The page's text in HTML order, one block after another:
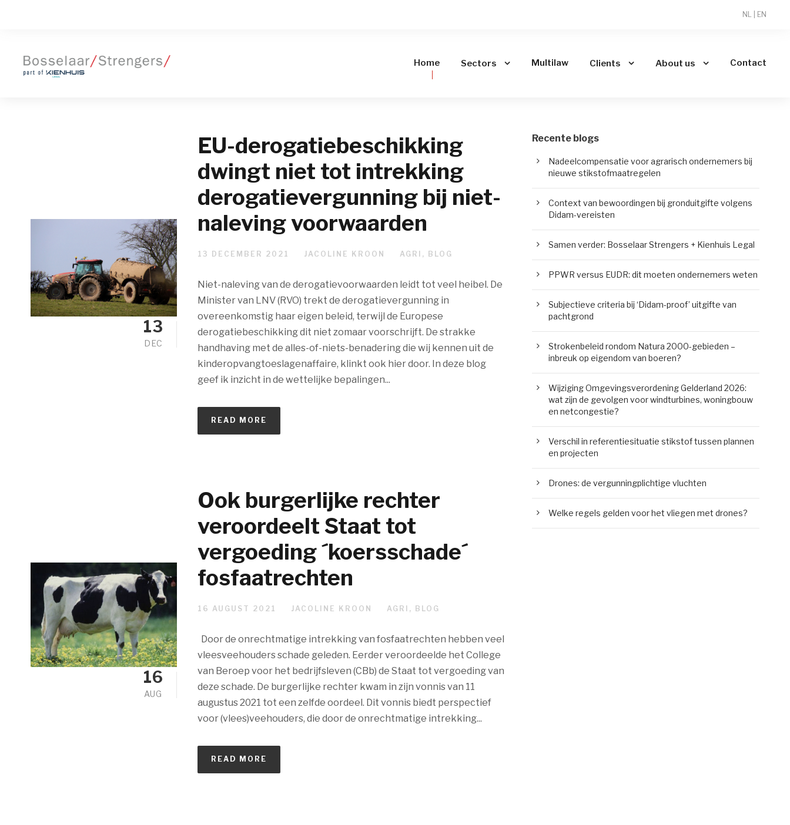
NL EN
Home Sectors Multilaw Clients About us Contact
13
DEC
EU-derogatiebeschikking
dwingt niet tot intrekking
derogatievergunning bij niet-
naleving voorwaarden
13 DECEMBER 2021 JACOLINE KROON AGRI , BLOG
Niet-naleving van de derogatievoorwaarden leidt tot veel heibel. De
Minister van LNV (RVO) trekt de derogatievergunning in
overeenkomstig haar eigen beleid, terwijl de Europese
derogatiebeschikking dit niet zomaar voorschrijft. De strakke
handhaving met de alles-of-niets-benadering die wij kennen uit de
kinderopvangtoeslagenaffaire, klinkt ook hier door. In deze blog
geef ik inzicht in de wettelijke bepalingen...
READ MORE
16
AUG
Ook burgerlijke rechter
veroordeelt Staat tot
vergoeding ´koersschade´
fosfaatrechten
16 AUGUST 2021 JACOLINE KROON AGRI , BLOG
Door de onrechtmatige intrekking van fosfaatrechten hebben veel
vleesveehouders schade geleden. Eerder veroordeelde het College
van Beroep voor het bedrijfsleven (CBb) de Staat tot vergoeding van
deze schade. De burgerlijke rechter kwam in zijn vonnis van 11
augustus 2021 tot een zelfde oordeel. Dit vonnis biedt perspectief
voor (vlees)veehouders, die door de onrechtmatige intrekking...
READ MORE
Recente blogs
Nadeelcompensatie voor agrarisch ondernemers bij
nieuwe stikstofmaatregelen
Context van bewoordingen bij gronduitgifte volgens
Didam-vereisten
Samen verder: Bosselaar Strengers + Kienhuis Legal
PPWR versus EUDR: dit moeten ondernemers weten
Subjectieve criteria bij ‘Didam-proof’ uitgifte van
pachtgrond
Strokenbeleid rondom Natura 2000-gebieden –
inbreuk op eigendom van boeren?
Wijziging Omgevingsverordening Gelderland 2026:
wat zijn de gevolgen voor windturbines, woningbouw
en netcongestie?
Verschil in referentiesituatie stikstof tussen plannen
en projecten
Drones: de vergunningplichtige vluchten
Welke regels gelden voor het vliegen met drones?